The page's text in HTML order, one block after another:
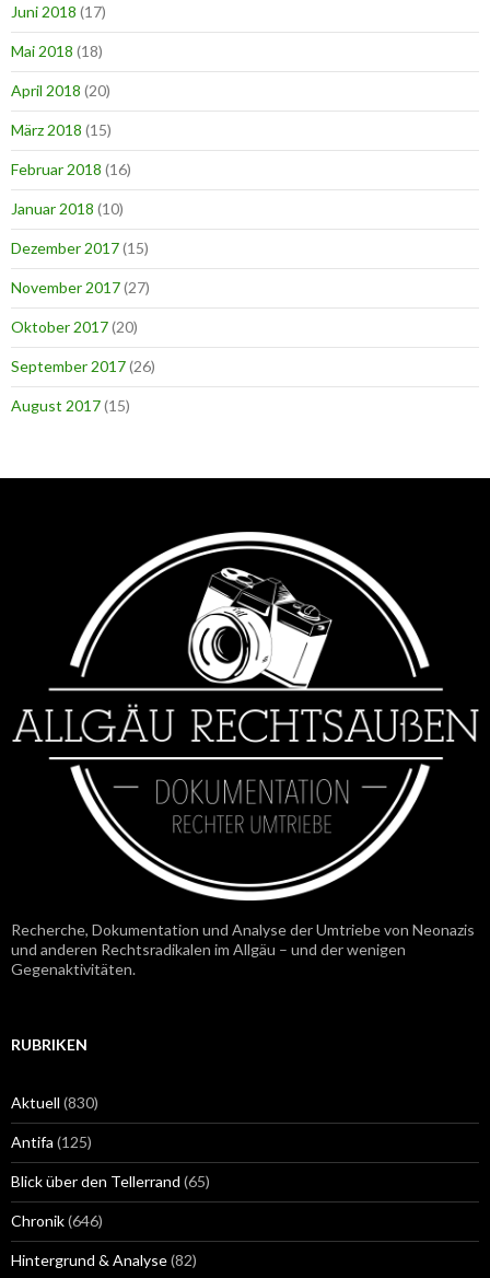
Juni 2018 (17)
Mai 2018 (18)
April 2018 (20)
März 2018 (15)
Februar 2018 (16)
Januar 2018 (10)
Dezember 2017(15)
November 2017(27)
Oktober 2017(20)
September 2017(26)
August 2017(15)
Recherche, Dokumentation und Analyse der Umtriebe von Neonazis
und anderen Rechtsradikalen im Allgäu – und der wenigen
Gegenaktivitäten.
RUBRIKEN
Aktuell (830)
Antifa (125)
Blick über den Tellerrand (65)
Chronik(646)
Hintergrund & Analyse(82)